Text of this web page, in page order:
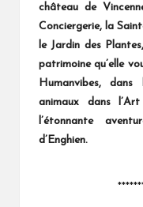
château de
Conciergerie, la
le Jardin des
patrimoine qu’elle
Humanvibes,
animaux dans
l’étonnante
d’Enghien.